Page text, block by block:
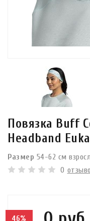
Повязка Buff
Headband
Размер 54-62 см
0
46%